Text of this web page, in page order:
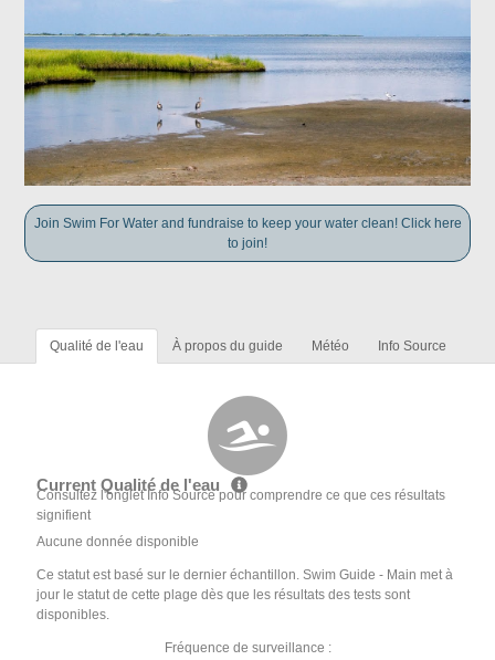
Join Swim For Water and fundraise to keep your water clean! Click here
to join!
Qualité de l'eau À propos du guide Météo Info Source
Current Qualité de l'eau
Consultez l'onglet Info Source pour comprendre ce que ces résultats
signifient
Aucune donnée disponible
Ce statut est basé sur le dernier échantillon. Swim Guide - Main met à
jour le statut de cette plage dès que les résultats des tests sont
disponibles.
Fréquence de surveillance :